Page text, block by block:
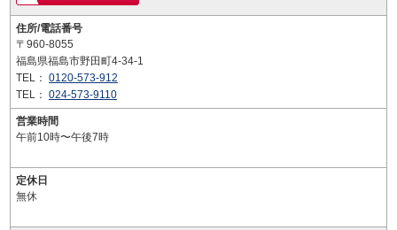
住所/電話番号
〒960-8055
福島県福島市野田町4-34-1
TEL： 0120-573-912
TEL： 024-573-9110
営業時間
午前10時〜午後7時
定休日
無休